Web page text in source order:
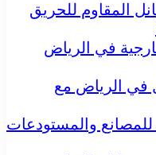
المقاوم للحريق
في الرياض
في الرياض مع
والمستودعات